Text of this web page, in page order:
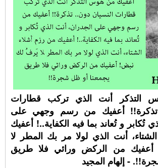
التذكر أنت الذي تركب قطارات
تذكرة!! أعفيك من رسم وجهي على
تُكابر و تُعاند بما فيه الكفاية..! أعفيك
أنت الذي لولا مر بك المطر لا
من الركض ورائي فلا طريق
- إلهام المجيد